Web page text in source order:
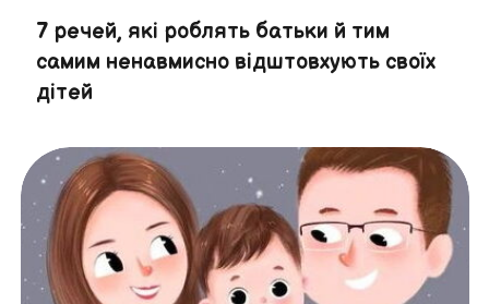
7 речей, які роблять батьки й тим
самим ненавмисно відштовхують своїх
дітей